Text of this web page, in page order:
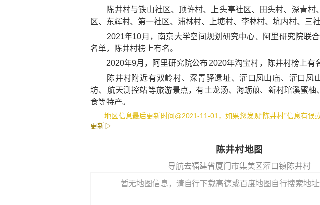
陈井村与铁山社区、顶许村、上头亭社区、田头村、深青村
区、东辉村、第一社区、浦林村、上塘村、李林村、坑内村、三社
2021年10月，南京大学空间规划研究中心、阿里研究院联合
名单，陈井村榜上有名。
2020年9月，阿里研究院公布 2020年淘宝村 ，陈井村榜上有
陈井村附近有双岭村、深青驿遗址、灌口凤山庙、 灌口凤
坊、 航天测控站等旅游景点，有土龙汤、 海蛎煎、 新村琯溪蜜柚、
食等特产。
地区信息最后更新时间@2021-11-01，如果您发现“陈井村”信息有误
更新▷
陈井村地图
导航去福建省厦门市集美区灌口镇陈井村
暂无地图信息，请自行下载高德或百度地图自行搜索地址